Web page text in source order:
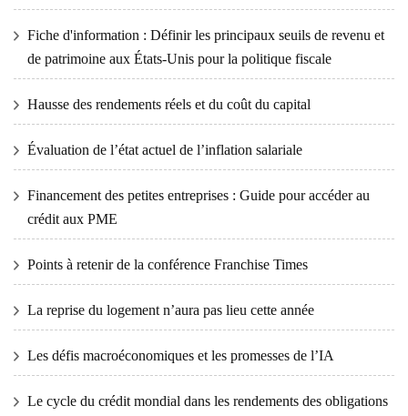
Fiche d'information : Définir les principaux seuils de revenu et
de patrimoine aux États-Unis pour la politique fiscale
Hausse des rendements réels et du coût du capital
Évaluation de l’état actuel de l’inflation salariale
Financement des petites entreprises : Guide pour accéder au
crédit aux PME
Points à retenir de la conférence Franchise Times
La reprise du logement n’aura pas lieu cette année
Les défis macroéconomiques et les promesses de l’IA
Le cycle du crédit mondial dans les rendements des obligations